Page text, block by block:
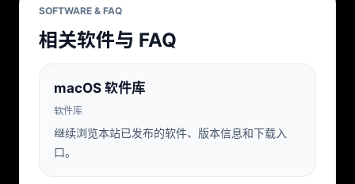
SOFTWARE & FAQ
相关软件与 FAQ
macOS 软件库
软件库
继续浏览本站已发布的软件、版本信息和下载入
口。